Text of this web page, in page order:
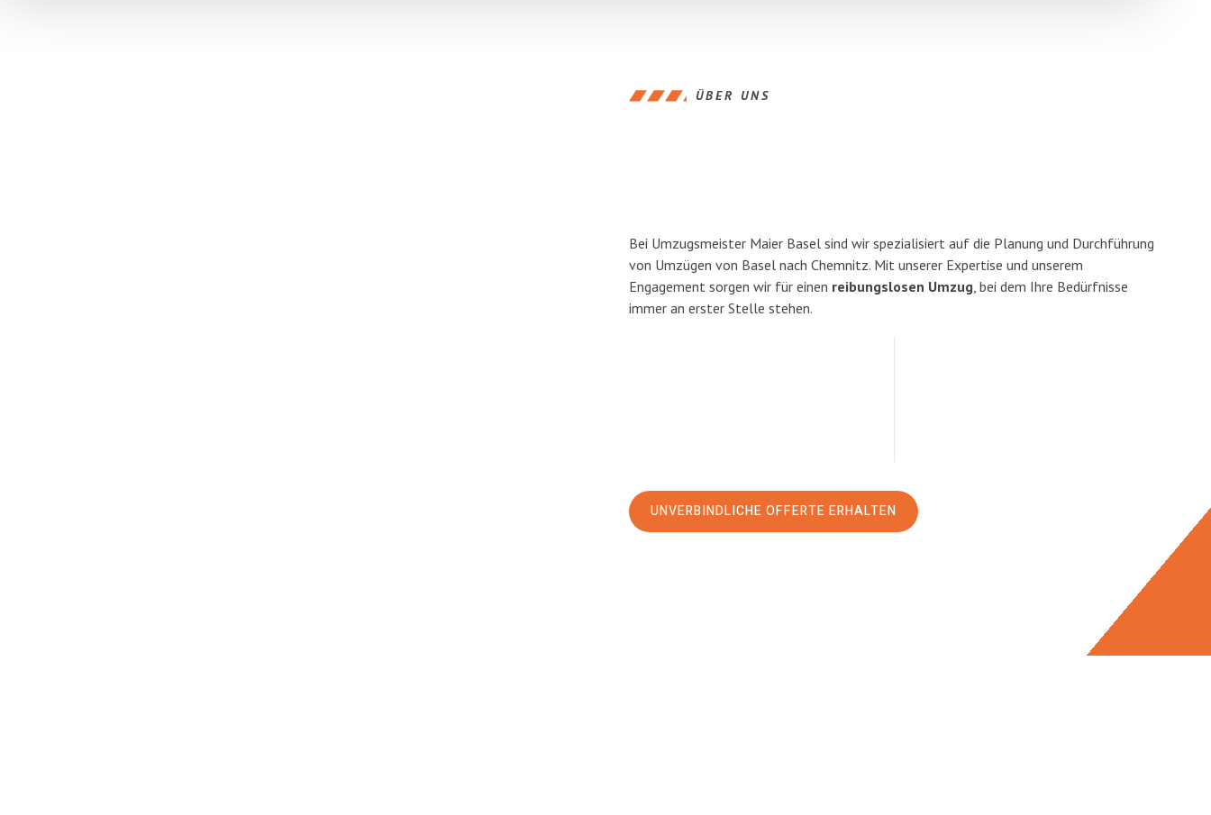
ÜBER UNS
Bei Umzugsmeister Maier Basel sind wir spezialisiert auf die Planung und Durchführung
von Umzügen von Basel nach Chemnitz. Mit unserer Expertise und unserem
Engagement sorgen wir für einen reibungslosen Umzug, bei dem Ihre Bedürfnisse
immer an erster Stelle stehen.
UNVERBINDLICHE OFFERTE ERHALTEN